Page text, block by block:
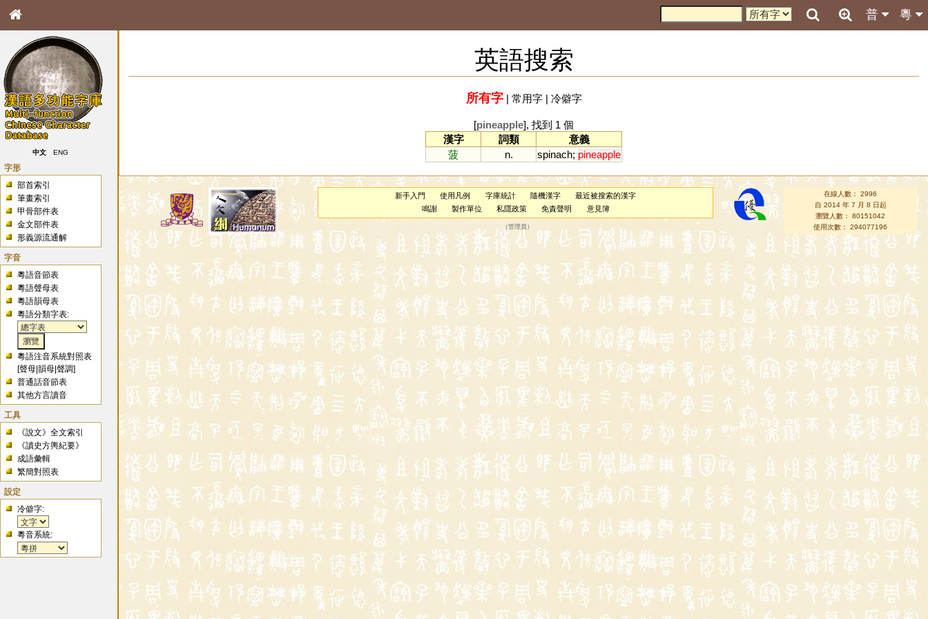
粵
普
中文 ENG
字形
部首索引
筆畫索引
甲骨部件表
金文部件表
形義源流通解
字音
粵語音節表
粵語聲母表
粵語韻母表
粵語分類字表:
粵語注音系統對照表
[聲母 |韻母 |聲調]
普通話音節表
其他方言讀音
工具
《說文》全文索引
《讀史方輿紀要》
成語彙輯
繁簡對照表
設定
冷僻字:
粵音系統:
英語搜索
所有字| 常用字| 冷僻字
[pineapple], 找到 1 個
漢字
詞類
意義
菠
n. spinach; pineapple
新手入門 使用凡例 字庫統計 隨機漢字
最近被搜索的漢字
鳴謝
製作單位 私隱政策 免責聲明 意見簿
（管理員 ）
在線人數： 2996
自 2014 年 7 月 8 日起
瀏覽人數： 80151042
使用次數： 294077196